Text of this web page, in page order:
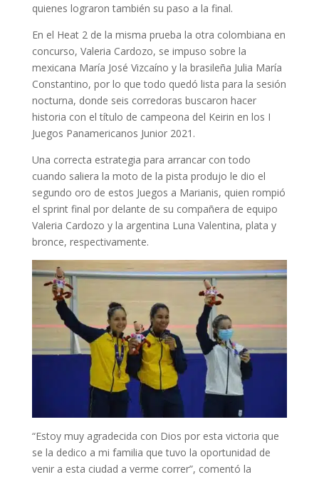
quienes lograron también su paso a la final.
En el Heat 2 de la misma prueba la otra colombiana en
concurso, Valeria Cardozo, se impuso sobre la
mexicana María José Vizcaíno y la brasileña Julia María
Constantino, por lo que todo quedó lista para la sesión
nocturna, donde seis corredoras buscaron hacer
historia con el título de campeona del Keirin en los I
Juegos Panamericanos Junior 2021.
Una correcta estrategia para arrancar con todo
cuando saliera la moto de la pista produjo le dio el
segundo oro de estos Juegos a Marianis, quien rompió
el sprint final por delante de su compañera de equipo
Valeria Cardozo y la argentina Luna Valentina, plata y
bronce, respectivamente.
“Estoy muy agradecida con Dios por esta victoria que
se la dedico a mi familia que tuvo la oportunidad de
venir a esta ciudad a verme correr”, comentó la